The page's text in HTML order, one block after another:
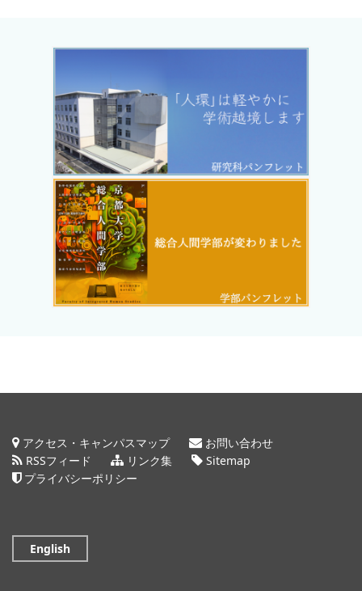
アクセス・キャンパスマップ
お問い合わせ
RSSフィード
リンク集
Sitemap
プライバシーポリシー
English